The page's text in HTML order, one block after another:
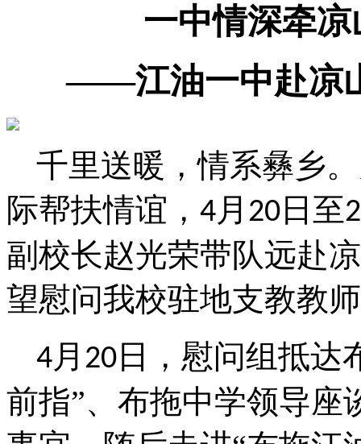
一中情深牵
——江油一中赴凉
千里送暖，情系彝乡
际帮扶情谊， 4月 20 日至
副校长赵光荣带队远赴
望慰问我校驻地支教教师
4月 20 日，慰问组抵达
前指”、布拖中学领导座